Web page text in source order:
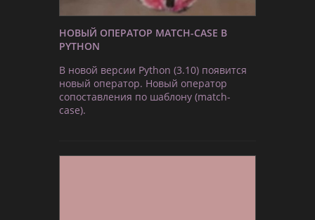
НОВЫЙ ОПЕРАТОР MATCH-CASE В
PYTHON
В новой версии Python (3.10) появится
новый оператор. Новый оператор
сопоставления по шаблону (match-
case).